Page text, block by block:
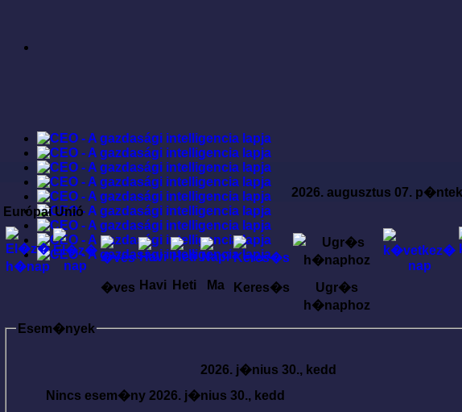
2026. augusztus 07.
Európai Unió
�ves Havi Heti Ma Keres�s
Ugr�s
h�naphoz
Esem�nyek
2026. j�nius 30., kedd
Nincs esem�ny 2026. j�nius 30., kedd